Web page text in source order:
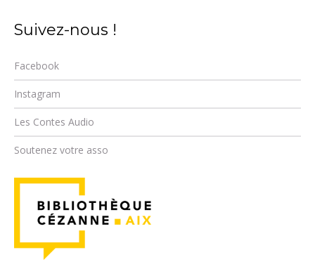
Suivez-nous !
Facebook
Instagram
Les Contes Audio
Soutenez votre asso